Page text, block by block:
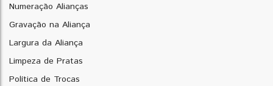
Numeração Alianças
Gravação na Aliança
Largura da Aliança
Limpeza de Pratas
Política de Trocas